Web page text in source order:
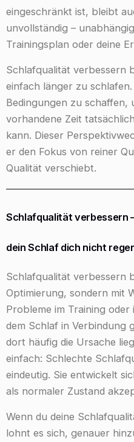
eingeschränkt ist, bleibt
unvollständig –
Trainingsplan oder deine
Schlafqualität verbessern
einfach länger zu
Bedingungen zu schaffen,
vorhandene Zeit
kann. Dieser
er den Fokus von reiner
Qualität verschiebt.
Schlafqualität verbessern
dein Schlaf dich nicht
Schlafqualität verbessern
Optimierung, sondern mit
Probleme im Training
dem Schlaf in Verbindung
dort häufig die Ursache
einfach: Schlechte
eindeutig. Sie entwickelt
als normaler Zustand
Wenn du deine
lohnt es sich, genauer